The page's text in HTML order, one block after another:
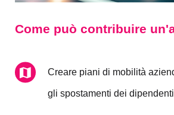
Come può contribuire
Creare piani di mobilità
gli spostamenti dei